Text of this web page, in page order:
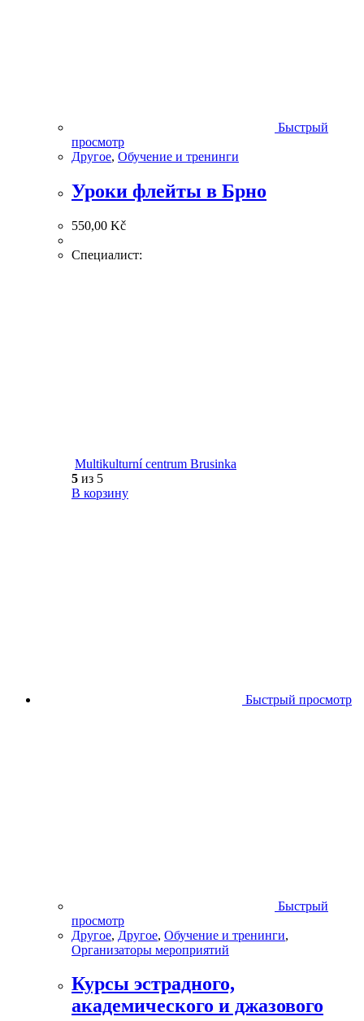
Быстрый
просмотр
Другое, Обучение и тренинги
Уроки флейты в Брно
550,00 Kč
Специалист:
Multikulturní centrum Brusinka
5 из 5
В корзину
Быстрый просмотр
Быстрый
просмотр
Другое, Другое, Обучение и тренинги,
Организаторы мероприятий
Курсы эстрадного,
академического и джазового